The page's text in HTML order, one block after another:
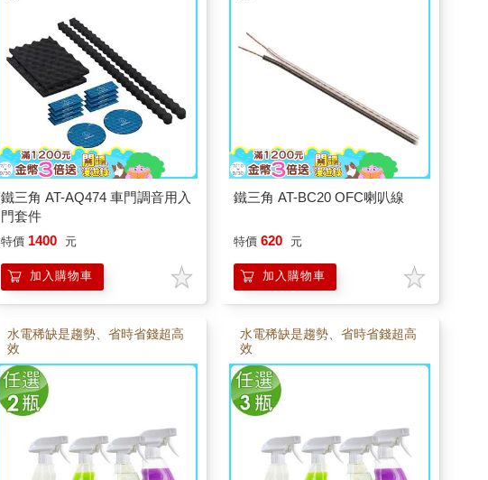
鐵三角 AT-AQ474 車門調音用入
門套件
特價 1400 元
加入購物車
鐵三角 AT-BC20 OFC喇叭線
特價 620 元
加入購物車
水電稀缺是趨勢、省時省錢超高
效
水電稀缺是趨勢、省時省錢超高
效